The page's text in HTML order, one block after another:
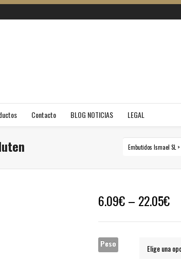
Contacto BLOG NOTICIAS LEGAL
Embutidos Ismael SL >
6.09€– 22.05€
Peso